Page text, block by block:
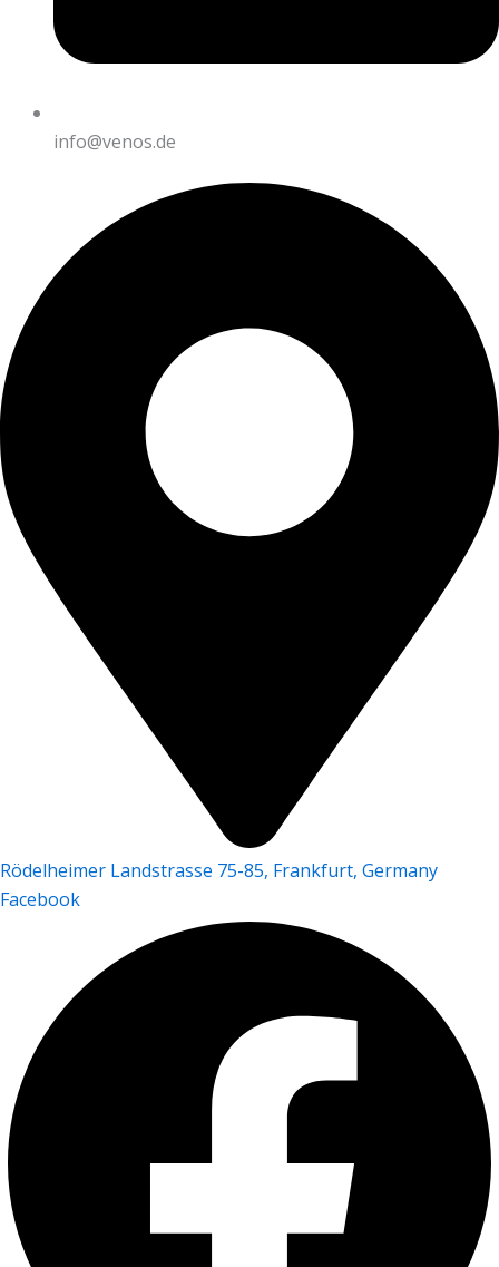
info@venos.de
Rödelheimer Landstrasse 75-85, Frankfurt, Germany
Facebook